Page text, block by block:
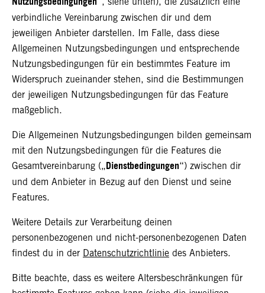
verbindliche Vereinbarung zwischen dir und dem
jeweiligen Anbieter darstellen. Im Falle, dass diese
Allgemeinen Nutzungsbedingungen und entsprechende
Nutzungsbedingungen für ein bestimmtes Feature im
Widerspruch zueinander stehen, sind die Bestimmungen
der jeweiligen Nutzungsbedingungen für das Feature
maßgeblich.
Die Allgemeinen Nutzungsbedingungen bilden gemeinsam
mit den Nutzungsbedingungen für die Features die
Gesamtvereinbarung („Dienstbedingungen“) zwischen dir
und dem Anbieter in Bezug auf den Dienst und seine
Features.
Weitere Details zur Verarbeitung deinen
personenbezogenen und nicht-personenbezogenen Daten
findest du in der Datenschutzrichtlinie des Anbieters.
Bitte beachte, dass es weitere Altersbeschränkungen für